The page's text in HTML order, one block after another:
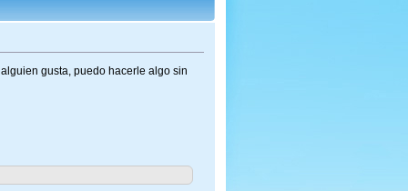
gusta, puedo hacerle algo sin